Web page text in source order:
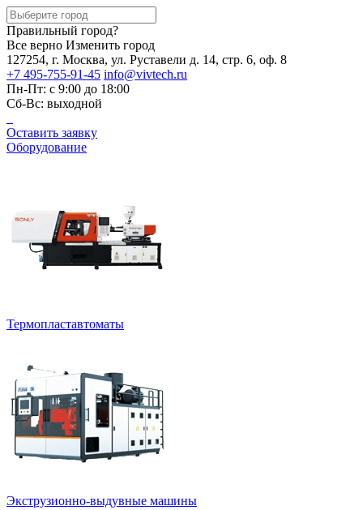
Правильный город?
Все верно Изменить город
127254, г. Москва, ул. Руставели д. 14, стр. 6, оф. 8
+7 495-755-91-45 info@vivtech.ru
Пн-Пт: с 9:00 до 18:00
Сб-Вс: выходной
Оставить заявку
Оборудование
Термопластавтоматы
Экструзионно-выдувные машины